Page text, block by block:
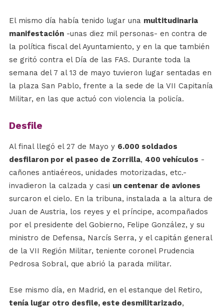
El mismo día había tenido lugar una multitudinaria
manifestación-unas diez mil personas- en contra de
la política fiscal del Ayuntamiento, y en la que también
se gritó contra el Día de las FAS. Durante toda la
semana del 7 al 13 de mayo tuvieron lugar sentadas en
la plaza San Pablo, frente a la sede de la VII Capitanía
Militar, en las que actuó con violencia la policía.
Desfile
Al final llegó el 27 de Mayo y 6.000 soldados
desfilaron por el paseo de Zorrilla, 400 vehículos -
cañones antiaéreos, unidades motorizadas, etc.-
invadieron la calzada y casi un centenar de aviones
surcaron el cielo. En la tribuna, instalada a la altura de
Juan de Austria, los reyes y el príncipe, acompañados
por el presidente del Gobierno, Felipe González, y su
ministro de Defensa, Narcís Serra, y el capitán general
de la VII Región Militar, teniente coronel Prudencia
Pedrosa Sobral, que abrió la parada militar.
Ese mismo día, en Madrid, en el estanque del Retiro,
tenía lugar otro desfile, este desmilitarizado,